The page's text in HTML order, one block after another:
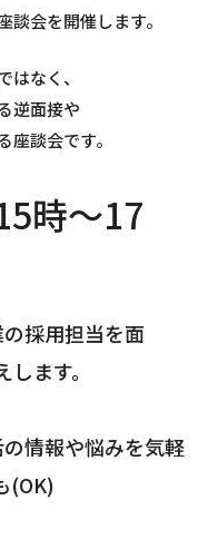
会を開催します。
なく、
逆面接や
談会です。
時～17
採用担当を面
ます。
情報や悩みを気軽
(OK)